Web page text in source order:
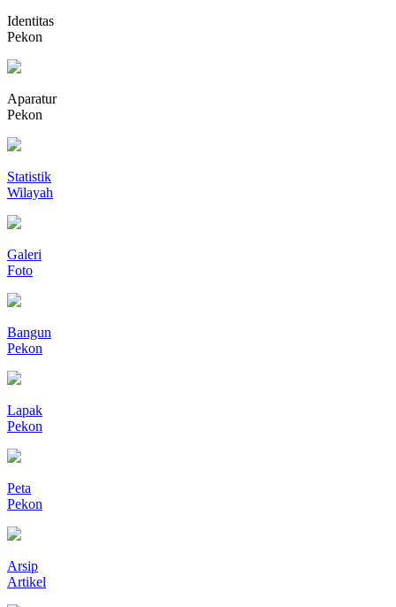
Identitas
Pekon
Aparatur
Pekon
Statistik
Wilayah
Galeri
Foto
Bangun
Pekon
Lapak
Pekon
Peta
Pekon
Arsip
Artikel